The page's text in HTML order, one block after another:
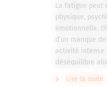
La fatigue peut
physique,
émotionnelle.
d’un manque
activité intense
déséquilibre
Lire la suite